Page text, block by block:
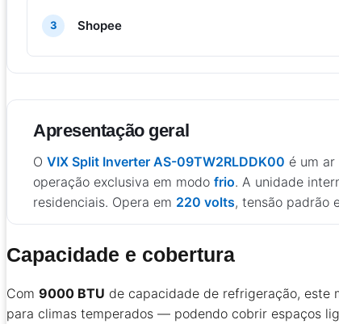
3 Shopee
Apresentação geral
O VIX Split Inverter AS-09TW2RLDDK00 é um
operação exclusiva em modo frio. A unidade
residenciais. Opera em 220 volts, tensão padrão
Capacidade e cobertura
Com 9000 BTU de capacidade de refrigeração, este
para climas temperados — podendo cobrir espaços